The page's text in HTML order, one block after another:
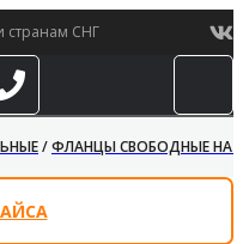
странам СНГ
/ФЛАНЦЫ СВОБОДНЫЕ НА